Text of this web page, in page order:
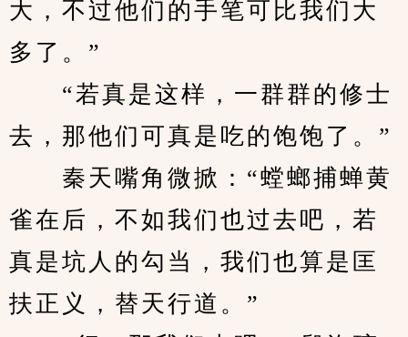
大，不过他们的手笔可比我们大
多了。”
“若真是这样，一群群的修士
去，那他们可真是吃的饱饱了。”
秦天嘴角微掀：“螳螂捕蝉黄
雀在后，不如我们也过去吧，若
真是坑人的勾当，我们也算是匡
扶正义，替天行道。”